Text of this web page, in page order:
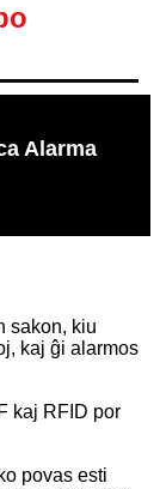
Alarma
sakon, kiu
kaj ĝi alarmos
kaj RFID por
povas esti